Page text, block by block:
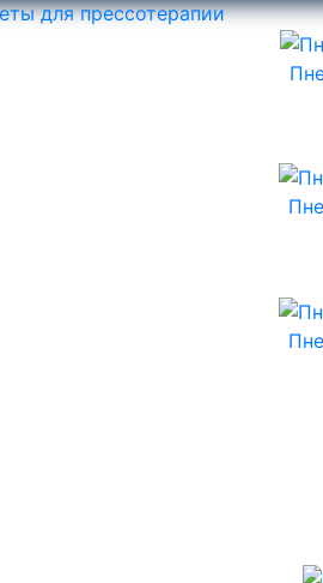
для прессотерапии